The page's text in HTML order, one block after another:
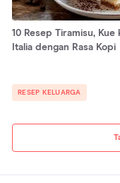
10 Resep Tiramisu, Kue
Italia dengan Rasa Kopi
RESEP KELUARGA